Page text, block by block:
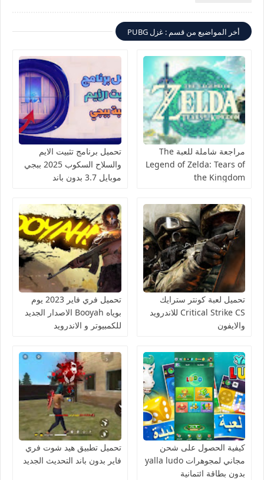
أخر المواضيع من قسم : غزل PUBG
مراجعة شاملة للعبة The
Legend of Zelda: Tears of
the Kingdom
تحميل برنامج تثبيت الايم
والسلاح السكوب 2025 ببجي
موبايل 3.7 بدون باند
تحميل لعبة كونتر سترايك
Critical Strike CS للاندرويد
والايفون
تحميل فري فاير 2023 يوم
بوياه Booyah الاصدار الجديد
للكمبيوتر و الاندرويد
كيفية الحصول على شحن
مجاني لمجوهرات yalla ludo
بدون بطاقة ائتمانية
تحميل تطبيق هيد شوت فري
فاير بدون باند التحديث الجديد